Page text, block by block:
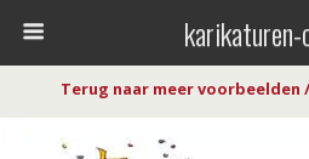
karikaturen-
Terug naar meer